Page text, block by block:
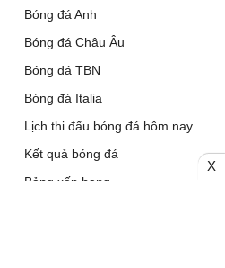
Bóng đá Anh
Bóng đá Châu Âu
Bóng đá TBN
Bóng đá Italia
Lịch thi đấu bóng đá hôm nay
Kết quả bóng đá
Bảng xếp hạng
X